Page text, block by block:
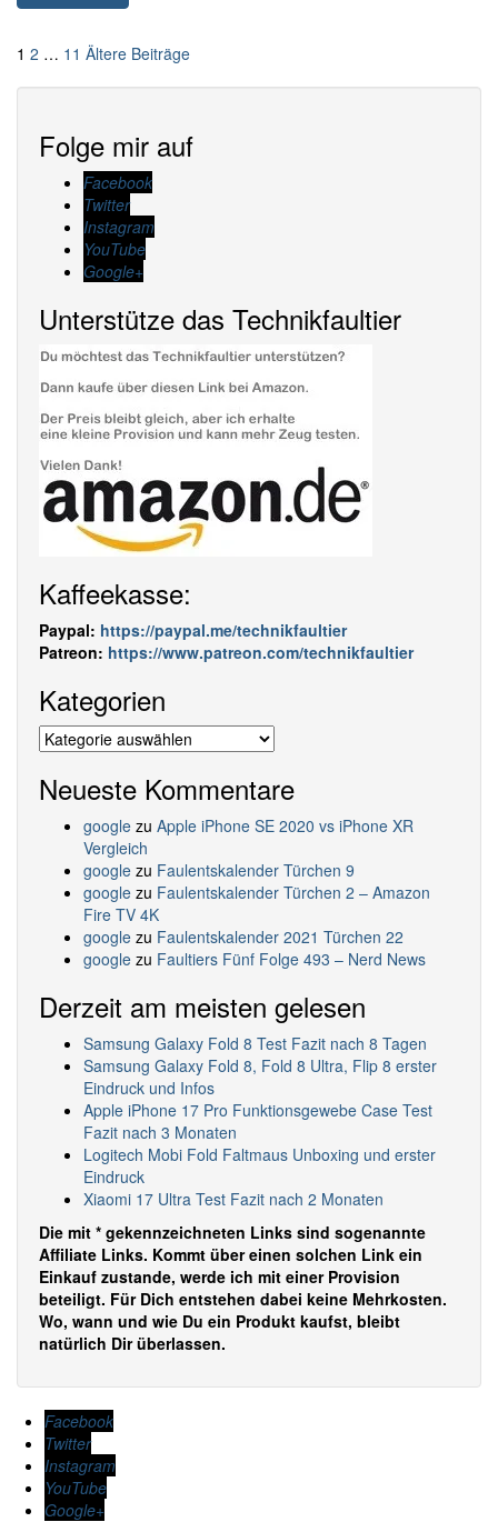
Seitennummerierung
der
Beiträge
1 2 … 11 Ältere Beiträge
Folge mir auf
Facebook
Twitter
Instagram
YouTube
Google+
Unterstütze das Technikfaultier
Kaffeekasse:
Paypal: https://paypal.me/technikfaultier
Patreon: https://www.patreon.com/technikfaultier
Kategorien
Kategorien
Neueste Kommentare
google zu Apple iPhone SE 2020 vs iPhone XR
Vergleich
google zu Faulentskalender Türchen 9
google zu Faulentskalender Türchen 2 – Amazon
Fire TV 4K
google zu Faulentskalender 2021 Türchen 22
google zu Faultiers Fünf Folge 493 – Nerd News
Derzeit am meisten gelesen
Samsung Galaxy Fold 8 Test Fazit nach 8 Tagen
Samsung Galaxy Fold 8, Fold 8 Ultra, Flip 8 erster
Eindruck und Infos
Apple iPhone 17 Pro Funktionsgewebe Case Test
Fazit nach 3 Monaten
Logitech Mobi Fold Faltmaus Unboxing und erster
Eindruck
Xiaomi 17 Ultra Test Fazit nach 2 Monaten
Die mit * gekennzeichneten Links sind sogenannte
Affiliate Links. Kommt über einen solchen Link ein
Einkauf zustande, werde ich mit einer Provision
beteiligt. Für Dich entstehen dabei keine Mehrkosten.
Wo, wann und wie Du ein Produkt kaufst, bleibt
natürlich Dir überlassen.
Facebook
Twitter
Instagram
YouTube
Google+